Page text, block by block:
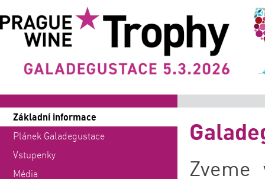
Základní informace
Plánek Galadegustace
Vstupenky
Média